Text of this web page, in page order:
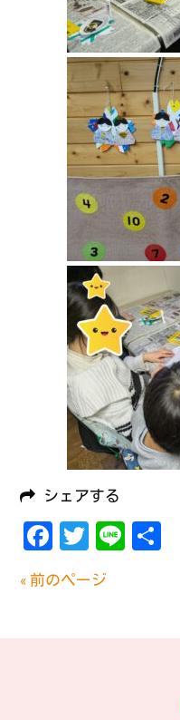
シェアする
Facebook
Twitter
Line
« 前のページ